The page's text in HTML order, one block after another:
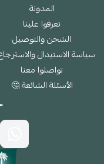
المدونة
تعرفوا علينا
الشحن والتوصيل
سياسة الاستبدال
تواصلوا معنا
الأسئلة الشائعة 🤔